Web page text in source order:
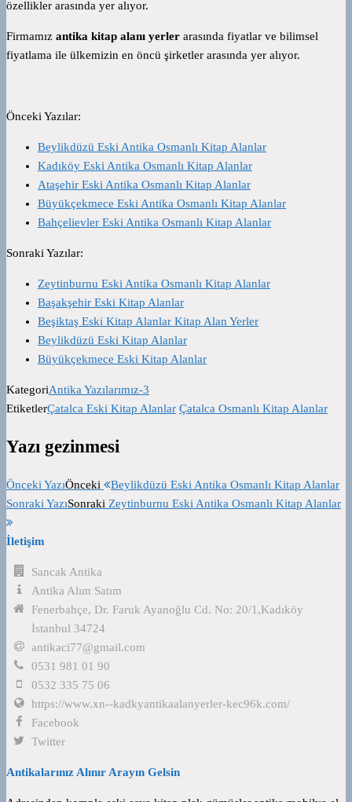
özellikler arasında yer alıyor.
Firmamız antika kitap alanı yerler arasında fiyatlar ve bilimsel
fiyatlama ile ülkemizin en öncü şirketler arasında yer alıyor.
Önceki Yazılar:
Beylikdüzü Eski Antika Osmanlı Kitap Alanlar
Kadıköy Eski Antika Osmanlı Kitap Alanlar
Ataşehir Eski Antika Osmanlı Kitap Alanlar
Büyükçekmece Eski Antika Osmanlı Kitap Alanlar
Bahçelievler Eski Antika Osmanlı Kitap Alanlar
Sonraki Yazılar:
Zeytinburnu Eski Antika Osmanlı Kitap Alanlar
Başakşehir Eski Kitap Alanlar
Beşiktaş Eski Kitap Alanlar Kitap Alan Yerler
Beylikdüzü Eski Kitap Alanlar
Büyükçekmece Eski Kitap Alanlar
KategoriAntika Yazılarımız-3
EtiketlerÇatalca Eski Kitap Alanlar Çatalca Osmanlı Kitap Alanlar
Yazı gezinmesi
Önceki YazıÖnceki
Beylikdüzü Eski Antika Osmanlı Kitap Alanlar
Sonraki YazıSonraki Zeytinburnu Eski Antika Osmanlı Kitap Alanlar
İletişim
Sancak Antika
Antika Alım Satım
Fenerbahçe, Dr. Faruk Ayanoğlu Cd. No: 20/1,Kadıköy
İstanbul 34724
antikaci77@gmail.com
0531 981 01 90
0532 335 75 06
https://www.xn--kadkyantikaalanyerler-kec96k.com/
Facebook
Twitter
Antikalarınız Alınır Arayın Gelsin